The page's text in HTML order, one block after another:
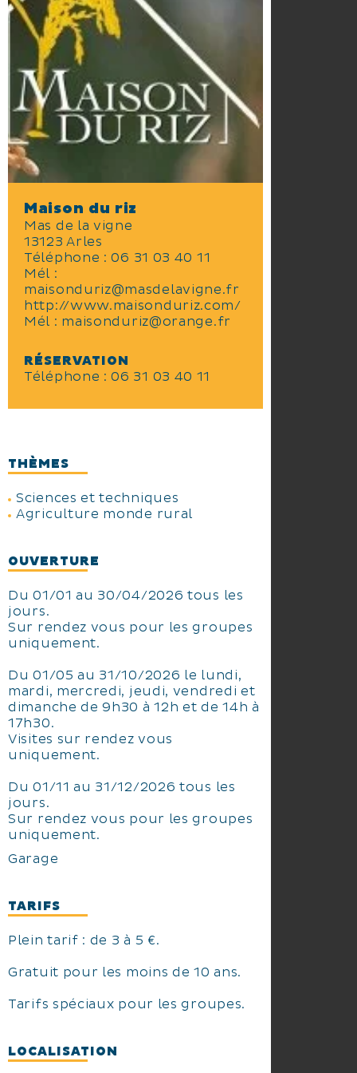
Maison du riz
Mas de la vigne
13123 Arles
Téléphone :06 31 03 40 11
Mél :
maisonduriz@masdelavigne.fr
http://www.maisonduriz.com/
Mél : maisonduriz@orange.fr
RÉSERVATION
Téléphone : 06 31 03 40 11
THÈMES
Sciences et techniques
Agriculture monde rural
OUVERTURE
Du 01/01 au 30/04/2026 tous les
jours.
Sur rendez vous pour les groupes
uniquement.
Du 01/05 au 31/10/2026 le lundi,
mardi, mercredi, jeudi, vendredi et
dimanche de 9h30 à 12h et de 14h à
17h30.
Visites sur rendez vous
uniquement.
Du 01/11 au 31/12/2026 tous les
jours.
Sur rendez vous pour les groupes
uniquement.
Garage
TARIFS
Plein tarif : de 3 à 5 €.
Gratuit pour les moins de 10 ans.
Tarifs spéciaux pour les groupes.
LOCALISATION